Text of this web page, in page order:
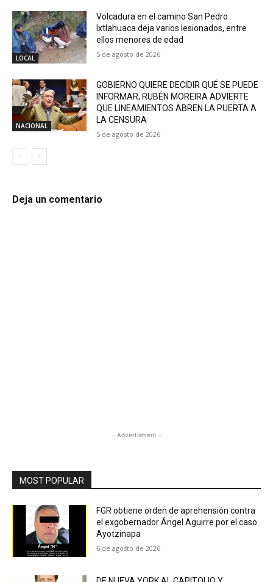
LOCAL
Volcadura en el camino San Pedro
Ixtlahuaca deja varios lesionados, entre
ellos menores de edad
5 de agosto de 2026
NACIONAL
GOBIERNO QUIERE DECIDIR QUÉ SE PUEDE
INFORMAR; RUBÉN MOREIRA ADVIERTE
QUE LINEAMIENTOS ABREN LA PUERTA A
LA CENSURA
5 de agosto de 2026
Deja un comentario
- Advertisment -
MOST POPULAR
FGR obtiene orden de aprehensión contra
el exgobernador Ángel Aguirre por el caso
Ayotzinapa
6 de agosto de 2026